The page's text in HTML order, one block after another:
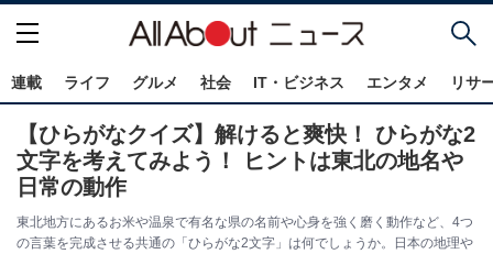
連載 ライフ グルメ 社会 IT・ビジネス エンタメ リサ
【ひらがなクイズ】解けると爽快！ ひらがな2
文字を考えてみよう！ ヒントは東北の地名や
日常の動作
東北地方にあるお米や温泉で有名な県の名前や心身を強く磨く動作など、4つ
の言葉を完成させる共通の「ひらがな2文字」は何でしょうか。日本の地理や